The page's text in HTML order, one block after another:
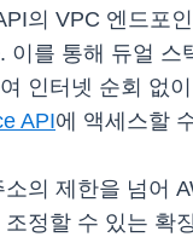
의 VPC 엔드포
이를 통해 듀얼 스
인터넷 순회 없
API에 액세스할
의 제한을 넘어
정할 수 있는 확